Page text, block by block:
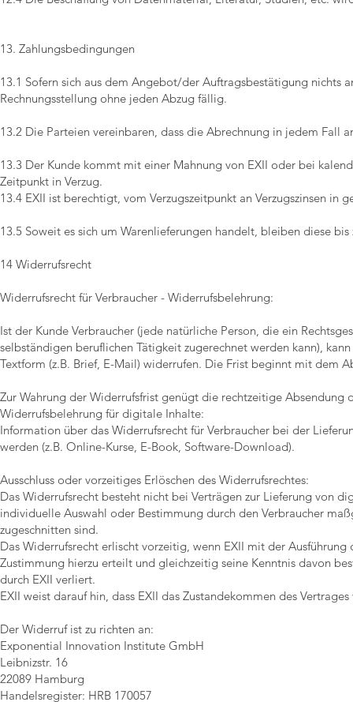
13. Zahlungsbedingungen
13.1 Sofern sich aus dem Angebot/der Auftragsbestätigung nichts
Rechnungsstellung ohne jeden Abzug fällig.
13.2 Die Parteien vereinbaren, dass die Abrechnung in jedem Fall
13.3 Der Kunde kommt mit einer Mahnung von EXII oder bei
Zeitpunkt in Verzug.
13.4 EXII ist berechtigt, vom Verzugszeitpunkt an Verzugszinsen in
13.5 Soweit es sich um Warenlieferungen handelt, bleiben diese
14 Widerrufsrecht
Widerrufsrecht für Verbraucher - Widerrufsbelehrung:
Ist der Kunde Verbraucher (jede natürliche Person, die ein
selbständigen beruflichen Tätigkeit zugerechnet werden kann),
Textform (z.B. Brief, E-Mail) widerrufen. Die Frist beginnt mit dem
Zur Wahrung der Widerrufsfrist genügt die rechtzeitige Absendung
Widerrufsbelehrung für digitale Inhalte:
Information über das Widerrufsrecht für Verbraucher bei der
werden (z.B. Online-Kurse, E-Book, Software-Download).
Ausschluss oder vorzeitiges Erlöschen des Widerrufsrechtes:
Das Widerrufsrecht besteht nicht bei Verträgen zur Lieferung von
individuelle Auswahl oder Bestimmung durch den Verbraucher
zugeschnitten sind.
Das Widerrufsrecht erlischt vorzeitig, wenn EXII mit der
Zustimmung hierzu erteilt und gleichzeitig seine Kenntnis davon
durch EXII verliert.
EXII weist darauf hin, dass EXII das Zustandekommen des
Der Widerruf ist zu richten an:
Exponential Innovation Institute GmbH
Leibnizstr. 16
22089 Hamburg
Handelsregister: HRB 170057